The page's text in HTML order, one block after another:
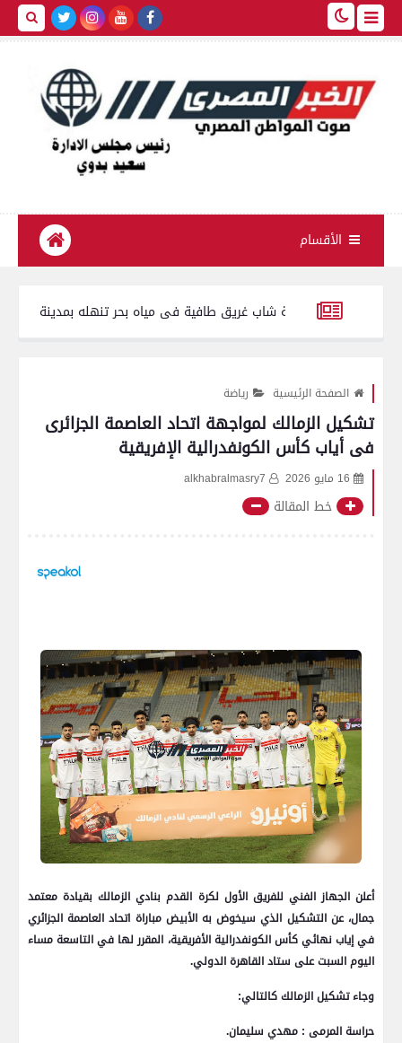
الأقسام
على جثة شاب غريق طافية فى مياه بحر تنهله بمدينة الفيوم
الصفحة الرئيسية رياضة
تشكيل الزمالك لمواجهة اتحاد العاصمة الجزائرى
فى أياب كأس الكونفدرالية الإفريقية
16 مايو 2026 alkhabralmasry7
خط المقالة
أعلن الجهاز الفني للفريق الأول لكرة القدم بنادي الزمالك بقيادة معتمد
جمال، عن التشكيل الذي سيخوض به الأبيض مباراة اتحاد العاصمة الجزائري
في إياب نهائي كأس الكونفدرالية الأفريقية، المقرر لها في التاسعة مساء
اليوم السبت على ستاد القاهرة الدولي.
وجاء تشكيل الزمالك كالتالي:
حراسة المرمى : مهدي سليمان.